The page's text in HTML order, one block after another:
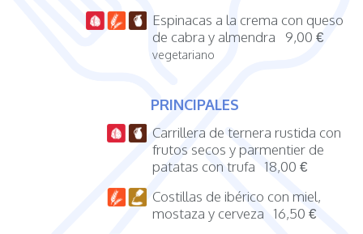
Espinacas a la crema con queso
de cabra y almendra 9,00 €
vegetariano
PRINCIPALES
Carrillera de ternera rustida con
frutos secos y parmentier de
patatas con trufa 18,00 €
Costillas de ibérico con miel,
mostaza y cerveza 16,50 €